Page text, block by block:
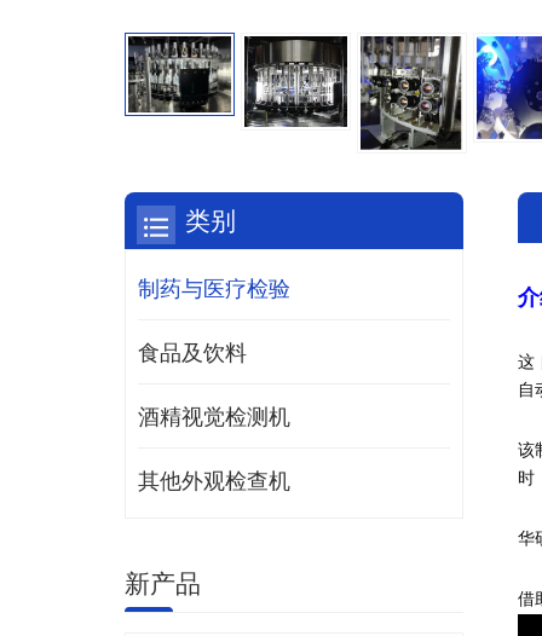
这
自
该
时
华
借
类别
制药与医疗检验
食品及饮料
酒精视觉检测机
其他外观检查机
新产品